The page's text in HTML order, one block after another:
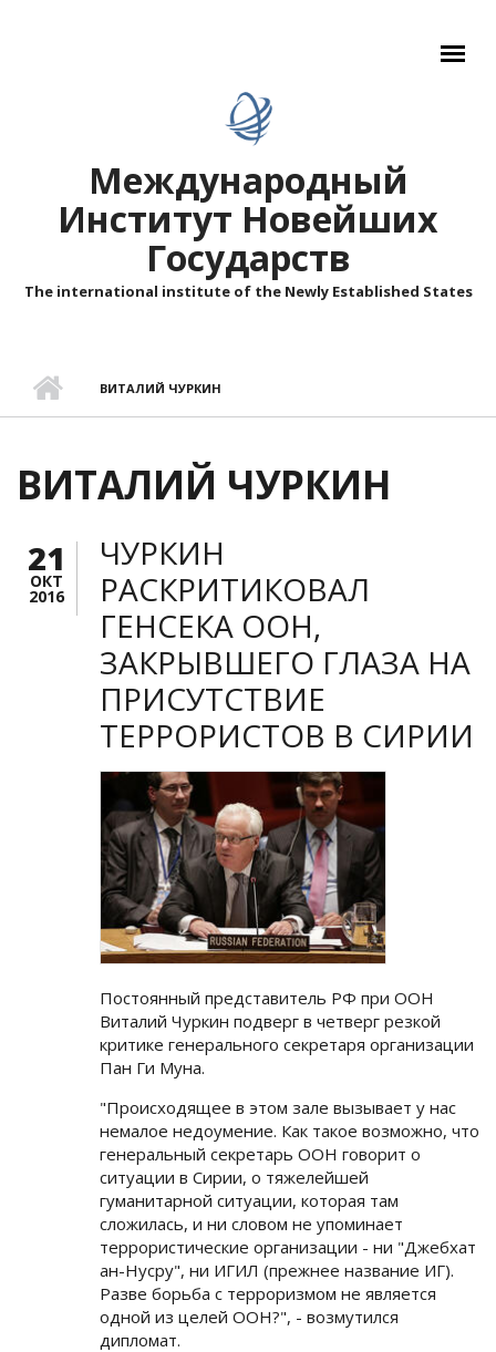
Международный
Институт Новейших
Государств
The international institute of the Newly Established States
ВИТАЛИЙ ЧУРКИН
ВИТАЛИЙ ЧУРКИН
21
ОКТ
2016
ЧУРКИН
РАСКРИТИКОВАЛ
ГЕНСЕКА ООН,
ЗАКРЫВШЕГО ГЛАЗА НА
ПРИСУТСТВИЕ
ТЕРРОРИСТОВ В СИРИИ
Постоянный представитель РФ при ООН
Виталий Чуркин подверг в четверг резкой
критике генерального секретаря организации
Пан Ги Муна.
"Происходящее в этом зале вызывает у нас
немалое недоумение. Как такое возможно, что
генеральный секретарь ООН говорит о
ситуации в Сирии, о тяжелейшей
гуманитарной ситуации, которая там
сложилась, и ни словом не упоминает
террористические организации - ни "Джебхат
ан-Нусру", ни ИГИЛ (прежнее название ИГ).
Разве борьба с терроризмом не является
одной из целей ООН?", - возмутился
дипломат.